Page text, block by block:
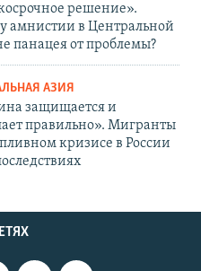
решение».
амнистии в Центральной
панацея от проблемы?
АЗИЯ
защищается и
правильно». Мигранты
кризисе в России